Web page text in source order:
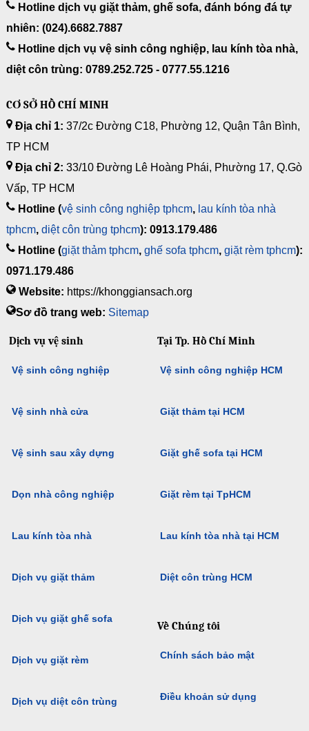
Hotline dịch vụ giặt thảm, ghế sofa, đánh bóng đá tự
nhiên: (024).6682.7887
Hotline dịch vụ vệ sinh công nghiệp, lau kính tòa nhà,
diệt côn trùng: 0789.252.725 - 0777.55.1216
CƠ SỞ HỒ CHÍ MINH
Địa chỉ 1: 37/2c Đường C18, Phường 12, Quận Tân Bình,
TP HCM
Địa chỉ 2: 33/10 Đường Lê Hoàng Phái, Phường 17, Q.Gò
Vấp, TP HCM
Hotline (vệ sinh công nghiệp tphcm, lau kính tòa nhà
tphcm, diệt côn trùng tphcm): 0913.179.486
Hotline (giặt thảm tphcm, ghế sofa tphcm, giặt rèm tphcm):
0971.179.486
Website: https://khonggiansach.org
Sơ đồ trang web: Sitemap
Dịch vụ vệ sinh
Vệ sinh công nghiệp
Vệ sinh nhà cửa
Vệ sinh sau xây dựng
Dọn nhà công nghiệp
Lau kính tòa nhà
Dịch vụ giặt thảm
Dịch vụ giặt ghế sofa
Dịch vụ giặt rèm
Dịch vụ diệt côn trùng
Tại Tp. Hồ Chí Minh
Vệ sinh công nghiệp HCM
Giặt thảm tại HCM
Giặt ghế sofa tại HCM
Giặt rèm tại TpHCM
Lau kính tòa nhà tại HCM
Diệt côn trùng HCM
Về Chúng tôi
Chính sách bảo mật
Điều khoản sử dụng